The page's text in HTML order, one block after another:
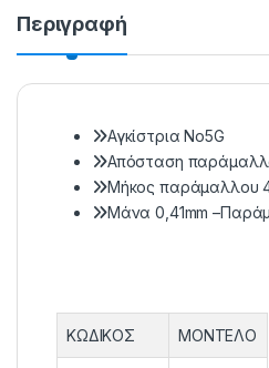
Περιγραφή
Αγκίστρια Νο5G
Απόσταση
Μήκος παράμαλλου
Μάνα 0,41mm
ΚΩΔΙΚΟΣ ΜΟΝΤΕΛΟ